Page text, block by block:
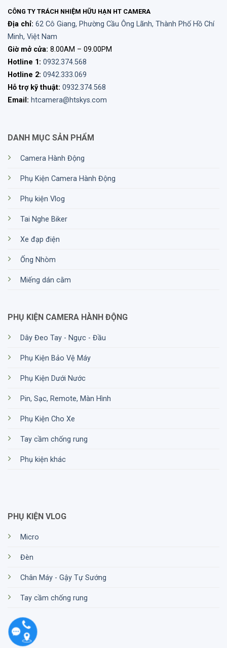
CÔNG TY TRÁCH NHIỆM HỮU HẠN HT CAMERA
Địa chỉ: 62 Cô Giang, Phường Cầu Ông Lãnh, Thành Phố Hồ Chí
Minh, Việt Nam
Giờ mở cửa: 8.00AM – 09.00PM
Hotline 1: 0932.374.568
Hotline 2: 0942.333.069
Hỗ trợ kỹ thuật: 0932.374.568
Email: htcamera@htskys.com
DANH MỤC SẢN PHẨM
Camera Hành Động
Phụ Kiện Camera Hành Động
Phụ kiện Vlog
Tai Nghe Biker
Xe đạp điện
Ống Nhòm
Miếng dán cằm
PHỤ KIỆN CAMERA HÀNH ĐỘNG
Dây Đeo Tay - Ngực - Đầu
Phụ Kiện Bảo Vệ Máy
Phụ Kiện Dưới Nước
Pin, Sạc, Remote, Màn Hình
Phụ Kiện Cho Xe
Tay cầm chống rung
Phụ kiện khác
PHỤ KIỆN VLOG
Micro
Đèn
Chân Máy - Gậy Tự Sướng
Tay cầm chống rung